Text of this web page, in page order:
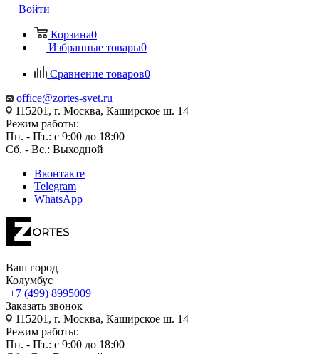
Войти
Корзина0
Избранные товары0
Сравнение товаров0
office@zortes-svet.ru
115201, г. Москва, Каширское ш. 14
Режим работы:
Пн. - Пт.: с 9:00 до 18:00
Сб. - Вс.: Выходной
Вконтакте
Telegram
WhatsApp
Ваш город
Колумбус
+7 (499) 8995009
Заказать звонок
115201, г. Москва, Каширское ш. 14
Режим работы:
Пн. - Пт.: с 9:00 до 18:00